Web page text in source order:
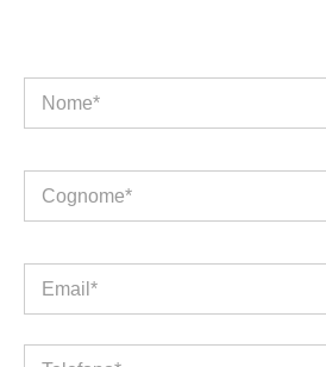
Nome*
Cognome*
Email*